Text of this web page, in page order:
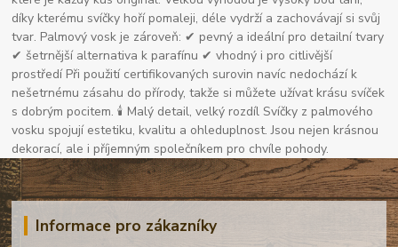
díky kterému svíčky hoří pomaleji, déle vydrží a zachovávají si svůj
tvar. Palmový vosk je zároveň: ✔ pevný a ideální pro detailní tvary
✔ šetrnější alternativa k parafínu ✔ vhodný i pro citlivější
prostředí Při použití certifikovaných surovin navíc nedochází k
nešetrnému zásahu do přírody, takže si můžete užívat krásu svíček
s dobrým pocitem. 🕯 Malý detail, velký rozdíl Svíčky z palmového
vosku spojují estetiku, kvalitu a ohleduplnost. Jsou nejen krásnou
dekorací, ale i příjemným společníkem pro chvíle pohody.
Informace pro zákazníky